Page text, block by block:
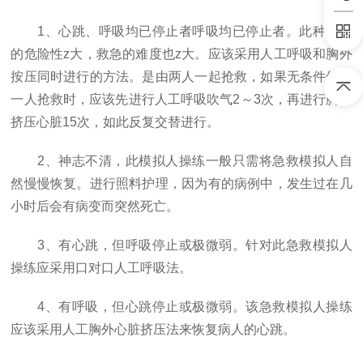
1、心跳、呼吸均已停止者呼吸均已停止者。此种情况
的危险性z大，救急的难度也z大。应该采用人工呼吸和胸外
按压同时进行的方法。是由两人一起抢救，如果无条件仅有
一人抢救时，应该先进行人工呼吸吹气2～3次，再进行胸外
挤压心脏15次，如此反复交替进行。
2、神志不清，此模拟人操练一般只需将急救模拟人自
然慢慢恢复。进行照料护理，因为有的病例中，发生过在几
小时后会有病变而突然死亡。
3、有心跳，但呼吸停止或极微弱。针对此急救模拟人
操练应采用口对口人工呼吸法。
4、有呼吸，但心跳停止或极微弱。该急救模拟人操练
应该采用人工胸外心脏挤压法来恢复病人的心跳。